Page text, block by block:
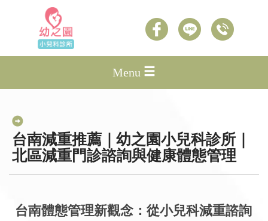
Menu
台南減重推薦｜幼之園小兒科診所｜
北區減重門診諮詢與健康體態管理
台南體態管理新觀念：從小兒科減重諮詢